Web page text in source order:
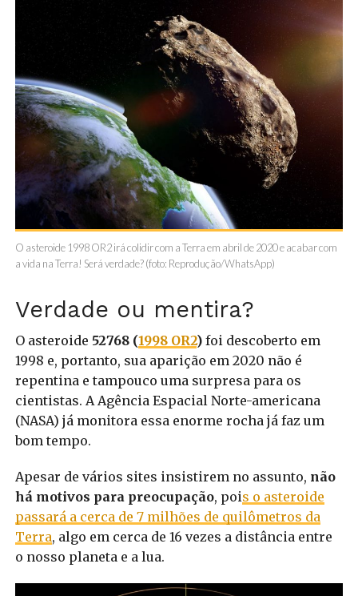
O asteroide 1998 OR2 irá colidir com a Terra em abril de 2020 e acabar com
a vida na Terra! Será verdade? (foto: Reprodução/WhatsApp)
Verdade ou mentira?
O asteroide 52768 (1998 OR2) foi descoberto em
1998 e, portanto, sua aparição em 2020 não é
repentina e tampouco uma surpresa para os
cientistas. A Agência Espacial Norte-americana
(NASA) já monitora essa enorme rocha já faz um
bom tempo.
Apesar de vários sites insistirem no assunto, não
há motivos para preocupação, pois o asteroide
passará a cerca de 7 milhões de quilômetros da
Terra, algo em cerca de 16 vezes a distância entre
o nosso planeta e a lua.